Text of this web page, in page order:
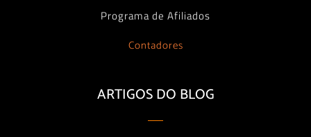
Programa de Afiliados
Contadores
ARTIGOS DO BLOG